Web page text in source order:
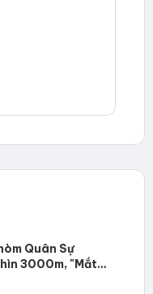
Quân Sự
3000m, "Mắt
Cho Dân Phượt